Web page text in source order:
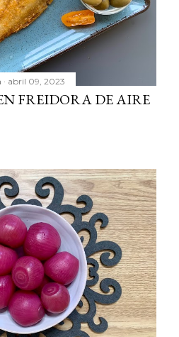
abril 09, 2023
FREIDORA DE AIRE